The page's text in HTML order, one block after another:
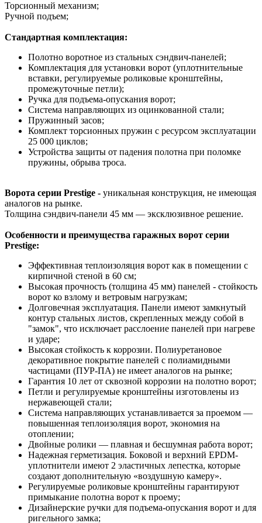
Торсионный механизм;
Ручной подъем;
Стандартная комплектация:
Полотно воротное из стальных сэндвич-панелей;
Комплектация для установки ворот (уплотнительные
вставки, регулируемые роликовые кронштейны,
промежуточные петли);
Ручка для подъема-опускания ворот;
Система направляющих из оцинкованной стали;
Пружинный засов;
Комплект торсионных пружин с ресурсом эксплуатации
25 000 циклов;
Устройства защиты от падения полотна при поломке
пружины, обрыва троса.
Ворота серии Prestige - уникальная конструкция, не имеющая
аналогов на рынке.
Толщина сэндвич-панели 45 мм — эксклюзивное решение.
Особенности и преимущества гаражных ворот серии
Prestige:
Эффективная теплоизоляция ворот как в помещении с
кирпичной стеной в 60 см;
Высокая прочность (толщина 45 мм) панелей - стойкость
ворот ко взлому и ветровым нагрузкам;
Долговечная эксплуатация. Панели имеют замкнутый
контур стальных листов, скрепленных между собой в
"замок", что исключает расслоение панелей при нагреве
и ударе;
Высокая стойкость к коррозии. Полиуретановое
декоративное покрытие панелей с полиамидными
частицами (ПУР-ПА) не имеет аналогов на рынке;
Гарантия 10 лет от сквозной коррозии на полотно ворот;
Петли и регулируемые кронштейны изготовлены из
нержавеющей стали;
Система направляющих устанавливается за проемом —
повышенная теплоизоляция ворот, экономия на
отоплении;
Двойные ролики — плавная и бесшумная работа ворот;
Надежная герметизация. Боковой и верхний EPDM-
уплотнители имеют 2 эластичных лепестка, которые
создают дополнительную «воздушную камеру».
Регулируемые роликовые кронштейны гарантируют
примыкание полотна ворот к проему;
Дизайнерские ручки для подъема-опускания ворот и для
ригельного замка;